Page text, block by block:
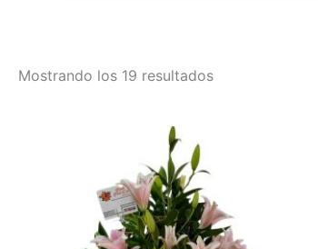
Mostrando los 19 resultados